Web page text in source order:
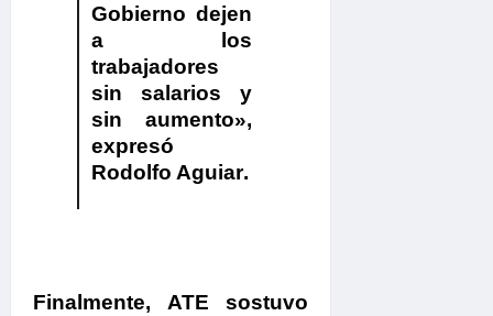
Gobierno dejen
a los
trabajadores
sin salarios y
sin aumento»,
expresó
Rodolfo Aguiar.
Finalmente, ATE sostuvo